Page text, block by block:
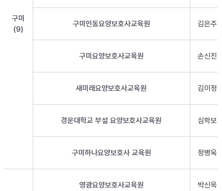
구미
(9)
구미인동요양보호사교육원 김은주
구미요양보호사교육원 손신진
새미래요양보호사교육원 김이정
경운대학교 부설 요양보호사교육원 심학보
구미하나요양보호사 교육원 정병옥
영광요양보호사교육원 박신욱